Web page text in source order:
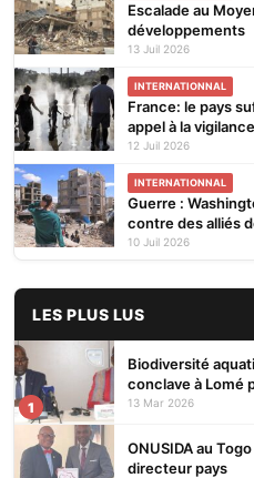
Escalade au
développements
13 Juil 2026
INTERNATIONNAL
France: le pays
appel à la
12 Juil 2026
INTERNATIONNAL
Guerre :
contre des alliés
10 Juil 2026
LES PLUS LUS
1
Biodiversité
conclave à Lomé
écosystèmes
13 Mar 2026
ONUSIDA au
directeur pays